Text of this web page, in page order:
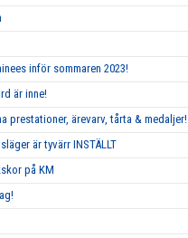
inför sommaren 2023!
är inne!
prestationer, ärevarv, tårta & medaljer!
är tyvärr INSTÄLLT
på KM